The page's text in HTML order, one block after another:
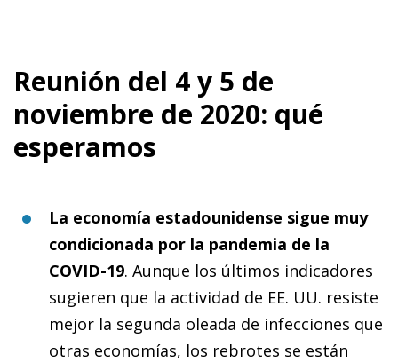
Reunión del 4 y 5 de
noviembre de 2020: qué
esperamos
La economía estadounidense sigue muy
condicionada por la pandemia de la
COVID-19. Aunque los últimos indicadores
sugieren que la actividad de EE. UU. resiste
mejor la segunda oleada de infecciones que
otras economías, los rebrotes se están